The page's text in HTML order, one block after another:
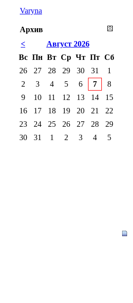
Varyna
Архив
<
Август 2026
Вс Пн Вт Ср Чт Пт Сб
26
27 28 29 30 31
1
2
3 4 5 6 7
8
9
10 11 12 13 14
15
16
17 18 19 20 21
22
23
24 25 26 27 28
29
30
31 1 2 3 4 5